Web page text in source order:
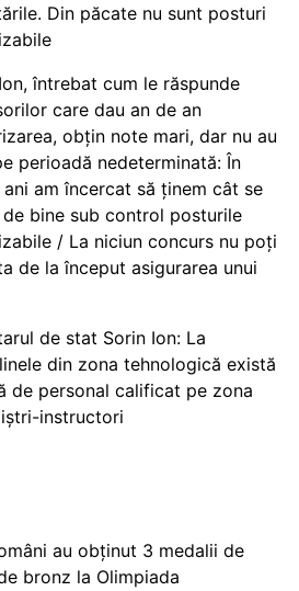
Din păcate nu sunt posturi
întrebat cum le răspunde
care dau an de an
obțin note mari, dar nu au
perioadă nedeterminată: În
am încercat să ținem cât se
bine sub control posturile
/ La niciun concurs nu poți
de la început asigurarea unui
de stat Sorin Ion: La
din zona tehnologică există
de personal calificat pe zona
instructori
au obținut 3 medalii de
bronz la Olimpiada